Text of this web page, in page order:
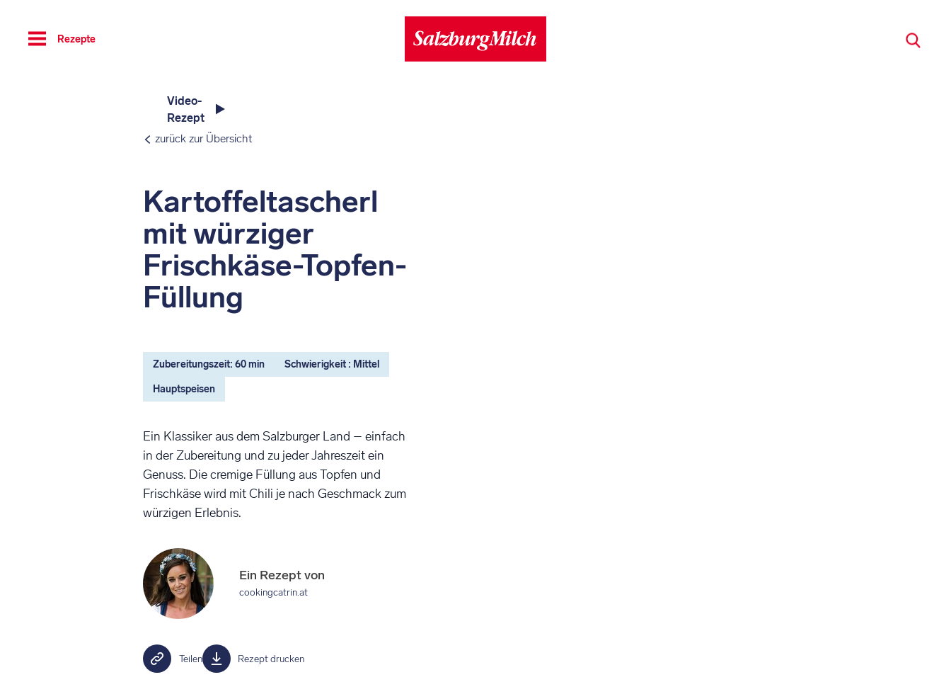
Toggle
navigation
Rezepte
Video-
Rezept
zurück zur Übersicht
Kartoffeltascherl
mit würziger
Frischkäse-Topfen-
Füllung
Zubereitungszeit: 60 min Schwierigkeit : Mittel
Hauptspeisen
Ein Klassiker aus dem Salzburger Land – einfach
in der Zubereitung und zu jeder Jahreszeit ein
Genuss. Die cremige Füllung aus Topfen und
Frischkäse wird mit Chili je nach Geschmack zum
würzigen Erlebnis.
Ein Rezept von
cookingcatrin.at
Teilen Rezept drucken